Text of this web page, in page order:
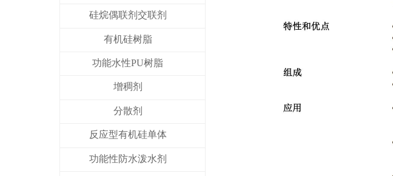
硅烷偶联剂交联剂
有机硅树脂
功能水性PU树脂
增稠剂
分散剂
反应型有机硅单体
功能性防水泼水剂